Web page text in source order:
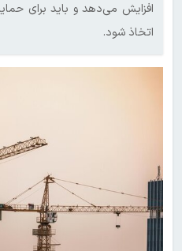
افزایش می‌دهد و باید برای
اتخاذ شود.